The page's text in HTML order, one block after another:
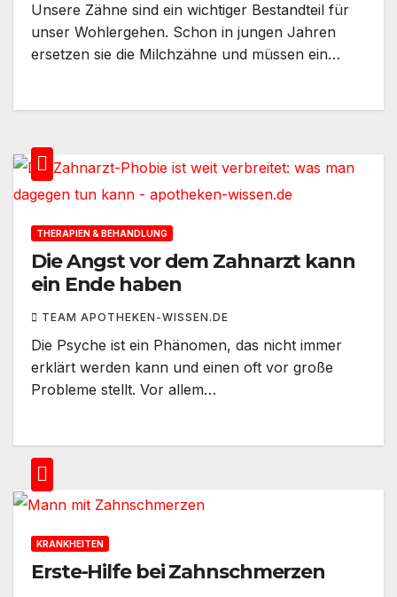
Unsere Zähne sind ein wichtiger Bestandteil für
unser Wohlergehen. Schon in jungen Jahren
ersetzen sie die Milchzähne und müssen ein…
THERAPIEN & BEHANDLUNG
Die Angst vor dem Zahnarzt kann
ein Ende haben
TEAM APOTHEKEN-WISSEN.DE
Die Psyche ist ein Phänomen, das nicht immer
erklärt werden kann und einen oft vor große
Probleme stellt. Vor allem…
KRANKHEITEN
Erste-Hilfe bei Zahnschmerzen